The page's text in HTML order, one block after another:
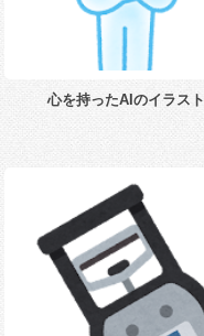
心を持ったAIのイラスト